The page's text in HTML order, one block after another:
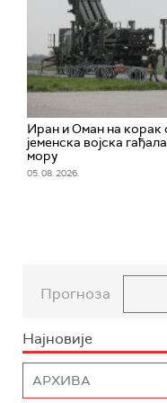
Иран и Оман на корак
jеменска војска
мору
05. 08. 2026.
Прогноза
Најновије